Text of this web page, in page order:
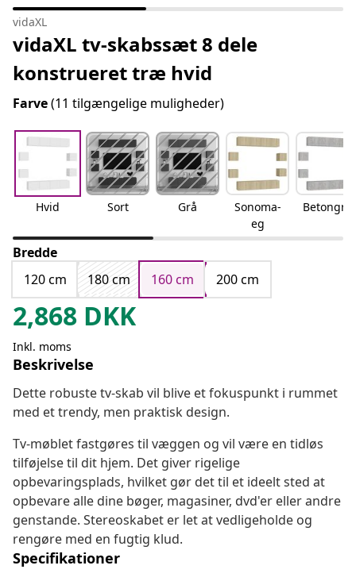
vidaXL
vidaXL tv-skabssæt 8 dele
konstrueret træ hvid
Farve(11 tilgængelige muligheder)
Hvid Sort Grå
Sonoma-
eg
Betongrå
Bredde
120 cm
180 cm 160 cm 200 cm
2,868 DKK
Inkl. moms
Beskrivelse
Dette robuste tv-skab vil blive et fokuspunkt i rummet
med et trendy, men praktisk design.
Tv-møblet fastgøres til væggen og vil være en tidløs
tilføjelse til dit hjem. Det giver rigelige
opbevaringsplads, hvilket gør det til et ideelt sted at
opbevare alle dine bøger, magasiner, dvd'er eller andre
genstande. Stereoskabet er let at vedligeholde og
rengøre med en fugtig klud.
Specifikationer